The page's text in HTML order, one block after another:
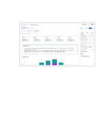
Tableau